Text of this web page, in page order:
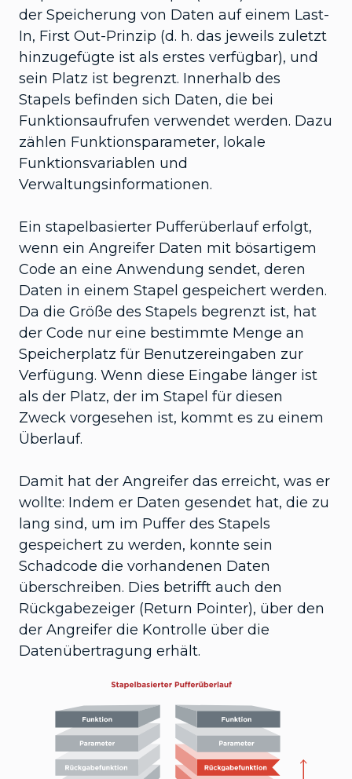
der Speicherung von Daten auf einem Last-
In, First Out-Prinzip (d. h. das jeweils zuletzt
hinzugefügte ist als erstes verfügbar), und
sein Platz ist begrenzt. Innerhalb des
Stapels befinden sich Daten, die bei
Funktionsaufrufen verwendet werden. Dazu
zählen Funktionsparameter, lokale
Funktionsvariablen und
Verwaltungsinformationen.
Ein stapelbasierter Pufferüberlauf erfolgt,
wenn ein Angreifer Daten mit bösartigem
Code an eine Anwendung sendet, deren
Daten in einem Stapel gespeichert werden.
Da die Größe des Stapels begrenzt ist, hat
der Code nur eine bestimmte Menge an
Speicherplatz für Benutzereingaben zur
Verfügung. Wenn diese Eingabe länger ist
als der Platz, der im Stapel für diesen
Zweck vorgesehen ist, kommt es zu einem
Überlauf.
Damit hat der Angreifer das erreicht, was er
wollte: Indem er Daten gesendet hat, die zu
lang sind, um im Puffer des Stapels
gespeichert zu werden, konnte sein
Schadcode die vorhandenen Daten
überschreiben. Dies betrifft auch den
Rückgabezeiger (Return Pointer), über den
der Angreifer die Kontrolle über die
Datenübertragung erhält.